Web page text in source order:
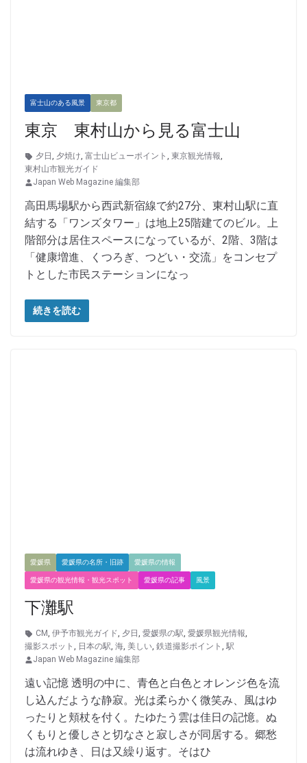
富士山のある風景 東京都
東京 東村山から見る富士山
夕日 , 夕焼け, 富士山ビューポイント , 東京観光情報,
東村山市観光ガイド
Japan Web Magazine 編集部
高田馬場駅から西武新宿線で約27分、東村山駅に直
結する「ワンズタワー」は地上25階建てのビル。上
階部分は居住スペースになっているが、2階、3階は
「健康増進、くつろぎ、つどい・交流」をコンセプ
トとした市民ステーションになっ
続きを読む
愛媛県 愛媛県の名所・旧跡 愛媛県の情報
愛媛県の観光情報・観光スポット 愛媛県の記事 風景
下灘駅
CM, 伊予市観光ガイド, 夕日 , 愛媛県の駅, 愛媛県観光情報,
撮影スポット , 日本の駅, 海, 美しい, 鉄道撮影ポイント , 駅
Japan Web Magazine 編集部
遠い記憶 透明の中に、青色と白色とオレンジ色を流
し込んだような静寂。光は柔らかく微笑み、風はゆ
ったりと頬杖を付く。たゆたう雲は佳日の記憶。ぬ
くもりと優しさと切なさと寂しさが同居する。郷愁
は流れゆき、日は又繰り返す。そはひ